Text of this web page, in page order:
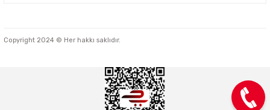
Copyright 2024 © Her hakkı saklıdır.